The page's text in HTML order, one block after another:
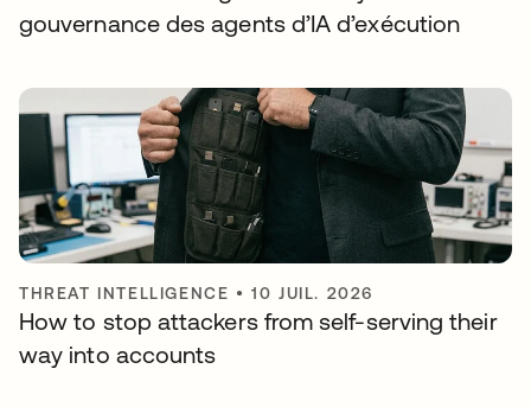
gouvernance des agents d’IA d’exécution
THREAT INTELLIGENCE •10 JUIL. 2026
How to stop attackers from self-serving their
way into accounts